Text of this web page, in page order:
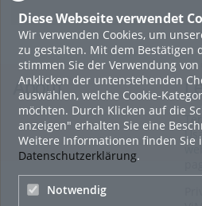
Diese Webseite verwendet
Wir verwenden Cookies, um
zu gestalten. Mit dem Bestätigen
stimmen Sie der Verwendung von
Anklicken der untenstehenden
auswählen, welche Cookie-
möchten. Durch Klicken auf die
anzeigen" erhalten Sie eine
Weitere Informationen finden Sie
Datenschutzerklärung.
Notwendig
16. Mai 2022
neuer Test-Newsbeitrag
HOHU
9. Mai 2022
¨Haager Lies reloaded“ - der neue
verbindet
About